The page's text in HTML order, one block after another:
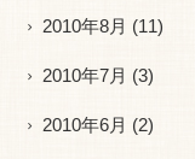
2010年8月 (11)
2010年7月 (3)
2010年6月 (2)